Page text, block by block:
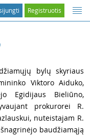
Registruotis
bylų skyriaus
Viktoro Aiduko,
Egidijaus Bieliūno,
prokurorei R.
nuteistajam R.
baudžiamąją